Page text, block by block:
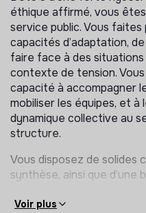
Pourquoi nous rejoindre ?
Un poste stratégique
engagée et reconnue.
Des enjeux de
innovants.
Un environnement
sens.
MISSIONS
Membre du Comité de
l'autorité hiérarchique de
éthique affirmé, vous
service public. Vous faites
capacités d’adaptation,
faire face à des
contexte de tension.
capacité à accompagner
mobiliser les équipes, et à
dynamique collective au
structure.
Vous disposez de solides
synthèse, ainsi que d’une
vos actions, être force
Voir plus